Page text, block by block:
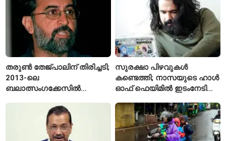
തരുൺ തേജ്പാലിന് തിരിച്ചടി;
2013-ലെ
ബലാത്സംഗക്കേസിൽ
ഹൈക്കോടതി
സുരക്ഷാ പിഴവുകൾ
കണ്ടെത്തി; നാസയുടെ ഹാൾ
ഓഫ് ഫെയിമിൽ ഇടംനേടി